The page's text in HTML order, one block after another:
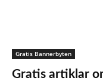
Gratis Bannerbyten
Gratis artiklar